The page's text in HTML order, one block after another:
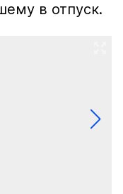
в отпуск.